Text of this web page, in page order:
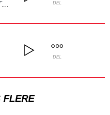
DET GÆSTE HOTELLIV DEL
DEL
FLERE